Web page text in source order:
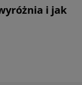
i jak